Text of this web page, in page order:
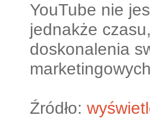
YouTube nie
jednakże
doskonalenia
Źródło: